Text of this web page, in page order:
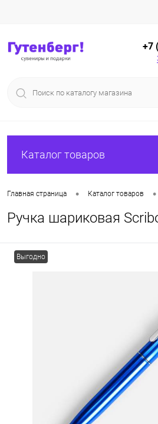
+7
Каталог товаров
Главная страница • Каталог товаров •
Ручка шариковая
Выгодно